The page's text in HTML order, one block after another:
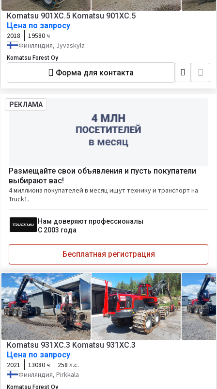
Komatsu 901XC.5 Komatsu 901XC.5
Цена по запросу
2018
19580 ч
Финляндия, Jyväskylä
Komatsu Forest Oy
Форма для контакта
РЕКЛАМА
Размещайте свои объявления и пусть покупатели
выбирают вас!
4 миллиона покупателей в месяц ищут технику и транспорт на
Truck1.
Нам доверяют профессионалы
С 2003 года
Бесплатная регистрация
Komatsu 931XC.3 Komatsu 931XC.3
Цена по запросу
2021 13080 ч
258 л.с.
Финляндия, Pirkkala
Komatsu Forest Oy